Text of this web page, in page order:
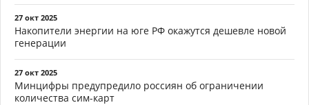
27 окт 2025
Накопители энергии на юге РФ окажутся дешевле новой
генерации
27 окт 2025
Минцифры предупредило россиян об ограничении
количества сим-карт